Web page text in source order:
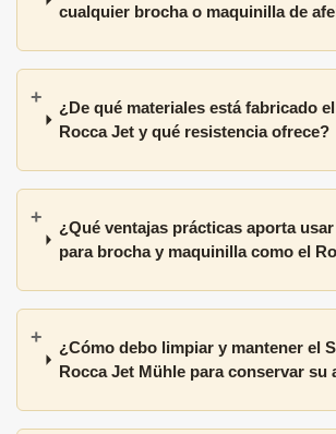
cualquier brocha o maquinilla de
¿De qué materiales está fabricado
Rocca Jet y qué resistencia ofrece?
¿Qué ventajas prácticas aporta
para brocha y maquinilla como el
¿Cómo debo limpiar y mantener el
Rocca Jet Mühle para conservar su